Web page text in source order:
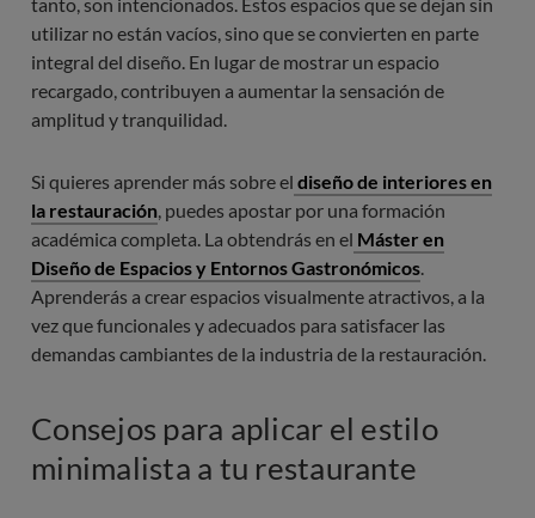
tanto, son intencionados. Estos espacios que se dejan sin
utilizar no están vacíos, sino que se convierten en parte
integral del diseño. En lugar de mostrar un espacio
recargado, contribuyen a aumentar la sensación de
amplitud y tranquilidad.
Si quieres aprender más sobre el diseño de interiores en
la restauración, puedes apostar por una formación
académica completa. La obtendrás en el Máster en
Diseño de Espacios y Entornos Gastronómicos.
Aprenderás a crear espacios visualmente atractivos, a la
vez que funcionales y adecuados para satisfacer las
demandas cambiantes de la industria de la restauración.
Consejos para aplicar el estilo
minimalista a tu restaurante